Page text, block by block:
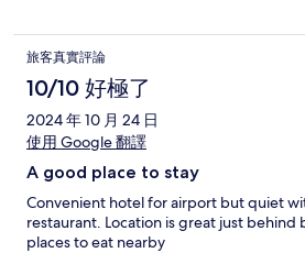
旅客真實評論
10/10 好極了
2024 年 10 月 24 日
使用 Google 翻譯
A good place to stay
Convenient hotel for airport but quiet
restaurant. Location is great just
places to eat nearby